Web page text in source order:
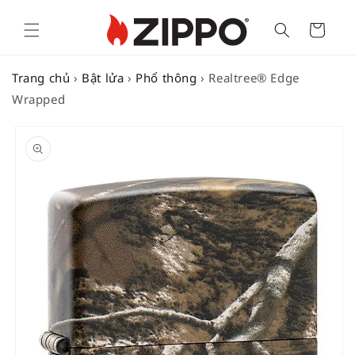
Cart
Trang chủ › Bật lửa › Phổ thông › Realtree® Edge
Wrapped
PRODUCT
INFORMATION